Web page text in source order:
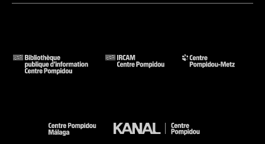
Voir la notice sur le portail de la Bibliothèque Kandinsky